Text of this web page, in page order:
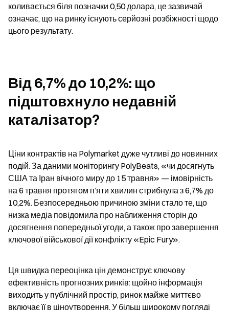
коливається біля позначки 0,50 долара, це зазвичай
означає, що на ринку існують серйозні розбіжності щодо
цього результату.
Від 6,7% до 10,2%: що
підштовхнуло недавній
каталізатор?
Ціни контрактів на Polymarket дуже чутливі до новинних
подій. За даними моніторингу PolyBeats, «чи досягнуть
США та Іран вічного миру до 15 травня» — імовірність
на 6 травня протягом п’яти хвилин стрибнула з 6,7% до
10,2%. Безпосередньою причиною зміни стало те, що
низка медіа повідомила про наближення сторін до
досягнення попередньої угоди, а також про завершення
ключової військової дії конфлікту «Epic Fury».
Ця швидка переоцінка цін демонструє ключову
ефективність прогнозних ринків: щойно інформація
виходить у публічний простір, ринок майже миттєво
включає її в ціноутворення. У більш широкому погляді